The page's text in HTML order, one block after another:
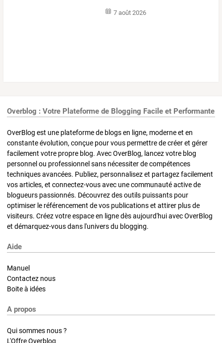
7 août 2026
Overblog : Votre Plateforme de Blogging Facile et Performante
OverBlog est une plateforme de blogs en ligne, moderne et en
constante évolution, conçue pour vous permettre de créer et gérer
facilement votre propre blog. Avec OverBlog, lancez votre blog
personnel ou professionnel sans nécessiter de compétences
techniques avancées. Publiez, personnalisez et partagez facilement
vos articles, et connectez-vous avec une communauté active de
blogueurs passionnés. Découvrez des outils puissants pour
optimiser le référencement de vos publications et attirer plus de
visiteurs. Créez votre espace en ligne dès aujourd'hui avec OverBlog
et démarquez-vous dans l'univers du blogging.
Aide
Manuel
Contactez nous
Boite à idées
A propos
Qui sommes nous ?
L'Offre Overblog